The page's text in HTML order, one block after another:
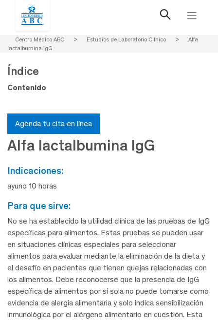
Centro Médico ABC > Estudios de Laboratorio Clínico >
Alfa
lactalbumina IgG
Alfa lactalbumina IgG
indicaciones:
ayuno 10 horas
para que sirve:
No se ha establecido la utilidad clínica de las pruebas de IgG
específicas para alimentos. Estas pruebas se pueden usar
en situaciones clínicas especiales para seleccionar
alimentos para evaluar mediante la eliminación de la dieta y
el desafío en pacientes que tienen quejas relacionadas con
los alimentos. Debe reconocerse que la presencia de IgG
específica de alimentos por sí sola no puede tomarse como
evidencia de alergia alimentaria y solo indica sensibilización
inmunológica por el alérgeno alimentario en cuestión. Esta
Índice
Contenido
Agenda tu cita en línea